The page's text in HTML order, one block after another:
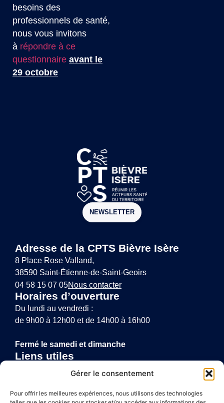
Gérer le consentement
Pour offrir les meilleures expériences, nous utilisons des technologies
besoins des
professionnels de santé,
nous vous invitons
à répondre à ce
questionnaire avant le
29 octobre
NEWSLETTER
Adresse de la CPTS Bièvre Isère
8 Place Rose Valland,
38590 Saint-Étienne-de-Saint-Geoirs
04 58 15 07 05Nous contacter
Horaires d’ouverture
Du lundi au vendredi :
de 9h00 à 12h00 et de 14h00 à 16h00
Fermé le samedi et dimanche
Liens utiles
Annuaire de santé
Politique de confidentialité